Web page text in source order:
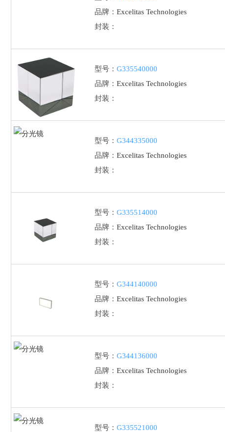
品牌： Excelitas Technologies
封装：
型号： G335540000
品牌： Excelitas Technologies
封装：
型号： G344335000
品牌： Excelitas Technologies
封装：
型号： G335514000
品牌： Excelitas Technologies
封装：
型号： G344140000
品牌： Excelitas Technologies
封装：
型号： G344136000
品牌： Excelitas Technologies
封装：
型号： G335521000